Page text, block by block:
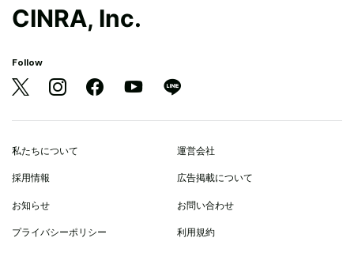
CINRA, Inc.
Follow
私たちについて 運営会社
採用情報 広告掲載について
お知らせ お問い合わせ
プライバシーポリシー 利用規約